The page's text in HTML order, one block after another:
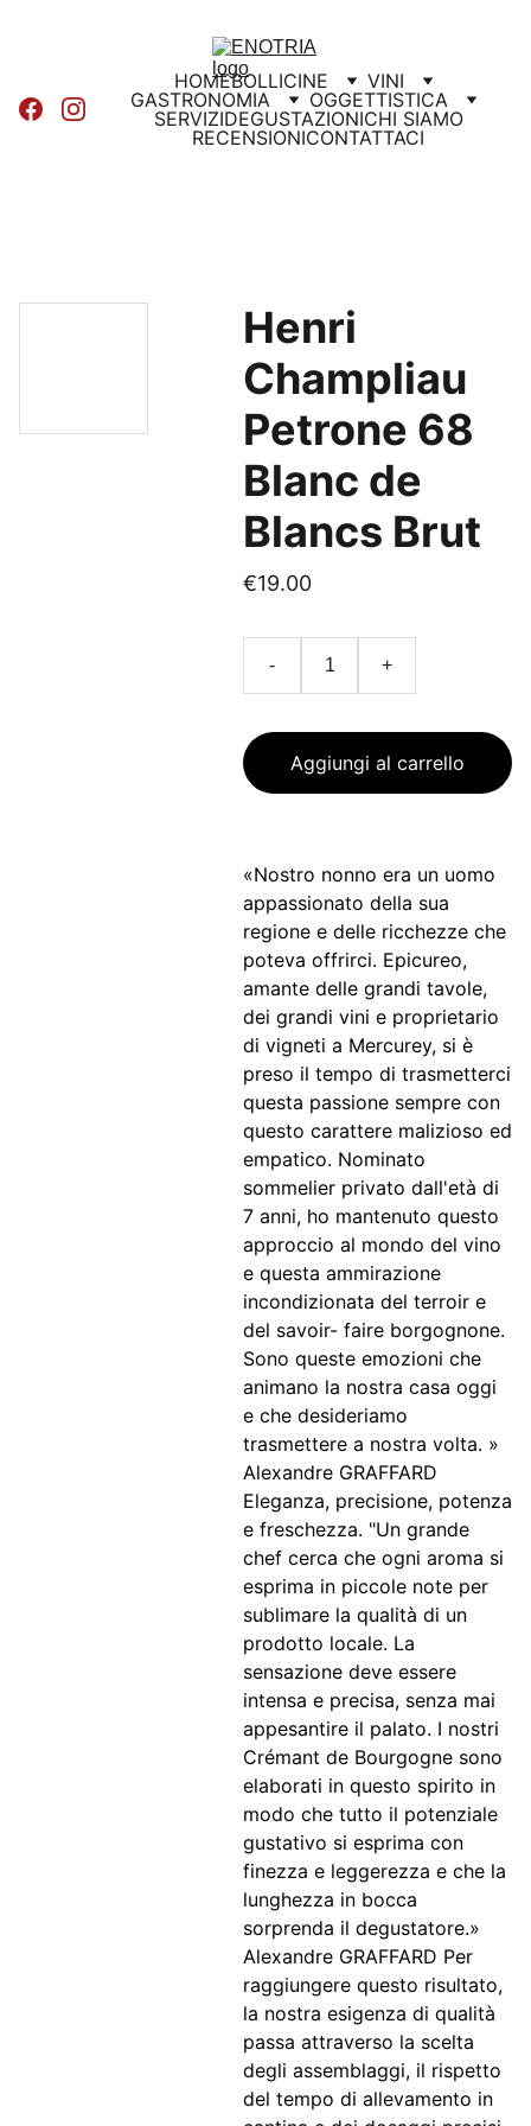
HOMEBOLLICINE
VINI
GASTRONOMIA
OGGETTISTICA
SERVIZIDEGUSTAZIONICHI SIAMO
RECENSIONICONTATTACI
Henri
Champliau
Petrone 68
Blanc de
Blancs Brut
€19.00
- +
Aggiungi al carrello
«Nostro nonno era un uomo
appassionato della sua
regione e delle ricchezze che
poteva offrirci. Epicureo,
amante delle grandi tavole,
dei grandi vini e proprietario
di vigneti a Mercurey, si è
preso il tempo di trasmetterci
questa passione sempre con
questo carattere malizioso ed
empatico. Nominato
sommelier privato dall'età di
7 anni, ho mantenuto questo
approccio al mondo del vino
e questa ammirazione
incondizionata del terroir e
del savoir- faire borgognone.
Sono queste emozioni che
animano la nostra casa oggi
e che desideriamo
trasmettere a nostra volta. »
Alexandre GRAFFARD
Eleganza, precisione, potenza
e freschezza. "Un grande
chef cerca che ogni aroma si
esprima in piccole note per
sublimare la qualità di un
prodotto locale. La
sensazione deve essere
intensa e precisa, senza mai
appesantire il palato. I nostri
Crémant de Bourgogne sono
elaborati in questo spirito in
modo che tutto il potenziale
gustativo si esprima con
finezza e leggerezza e che la
lunghezza in bocca
sorprenda il degustatore.»
Alexandre GRAFFARD Per
raggiungere questo risultato,
la nostra esigenza di qualità
passa attraverso la scelta
degli assemblaggi, il rispetto
del tempo di allevamento in